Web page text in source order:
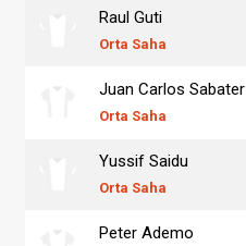
Raul Guti
Orta Saha
Juan Carlos Sabater
Orta Saha
Yussif Saidu
Orta Saha
Peter Ademo